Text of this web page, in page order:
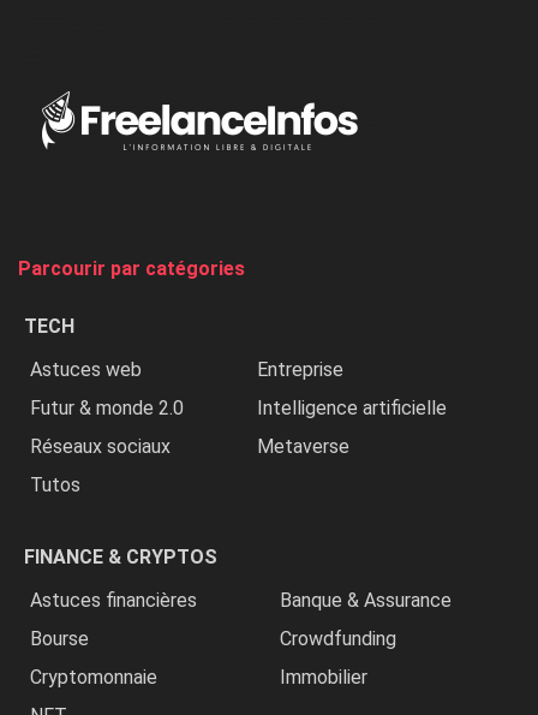
Nigeria,
Parcourir par catégories
TECH
Astuces web
Entreprise
Futur & monde 2.0
Intelligence artificielle
Réseaux sociaux
Metaverse
Tutos
FINANCE & CRYPTOS
Astuces financières
Banque & Assurance
Bourse
Crowdfunding
Cryptomonnaie
Immobilier